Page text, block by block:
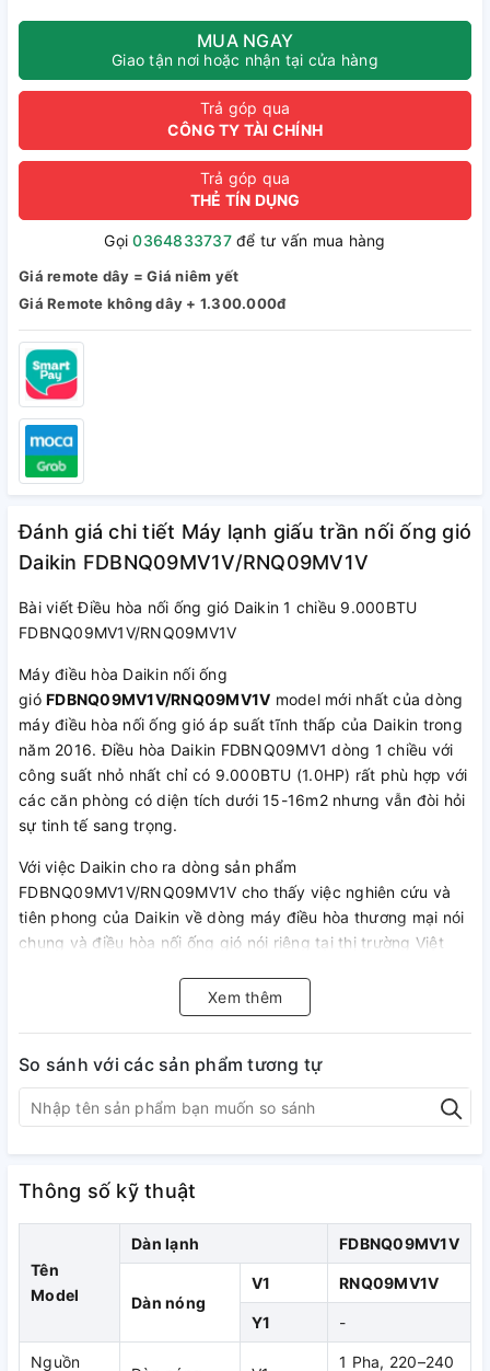
MUA NGAY
Giao tận nơi hoặc nhận tại cửa hàng
Trả góp qua
CÔNG TY TÀI CHÍNH
Trả góp qua
THẺ TÍN DỤNG
Gọi0364833737để tư vấn mua hàng
Giá remote dây = Giá niêm yết
Giá Remote không dây + 1.300.000đ
Đánh giá chi tiết Máy lạnh giấu trần nối ống gió
Daikin FDBNQ09MV1V/RNQ09MV1V
Bài viết Điều hòa nối ống gió Daikin 1 chiều 9.000BTU
FDBNQ09MV1V/RNQ09MV1V
Máy điều hòa Daikin nối ống
gió FDBNQ09MV1V/RNQ09MV1V model mới nhất của dòng
máy điều hòa nối ống gió áp suất tĩnh thấp của Daikin trong
năm 2016. Điều hòa Daikin FDBNQ09MV1 dòng 1 chiều với
công suất nhỏ nhất chỉ có 9.000BTU (1.0HP) rất phù hợp với
các căn phòng có diện tích dưới 15-16m2 nhưng vẫn đòi hỏi
sự tinh tế sang trọng.
Với việc Daikin cho ra dòng sản phẩm
FDBNQ09MV1V/RNQ09MV1V cho thấy việc nghiên cứu và
tiên phong của Daikin về dòng máy điều hòa thương mại nói
chung và điều hòa nối ống gió nói riêng tại thị trường Việt
Fujitsu, General, Sumikura...chưa có công suất này.
Lý tưởng cho không gian sống yên tĩnh, tươi đẹp phù hợp
với chung cư, căn hộ, nhà riêng và khách sạn.
Điều hòa giấu trần nối ống gió DaikinFDBNQ09MV1V
nhỏ
gọn: nhỏ, nhẹ, lắp đặt dễ dàng
Lưu ý: kích cỡ tối thiểu 270mm. Cần bổ sung chiều cao cho
Xem thêm
So sánh với các sản phẩm tương tự
Thông số kỹ thuật
Tên
Model
Dàn lạnh FDBNQ09MV1V
Dàn nóng
V1 RNQ09MV1V
Y1 -
Nguồn
1 Pha, 220–240